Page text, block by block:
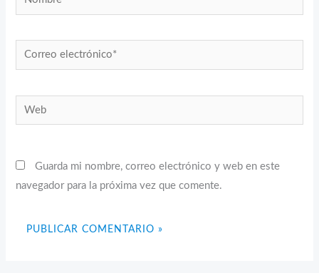
Correo
electrónico*
Web
Guarda mi nombre, correo electrónico y web en este
navegador para la próxima vez que comente.